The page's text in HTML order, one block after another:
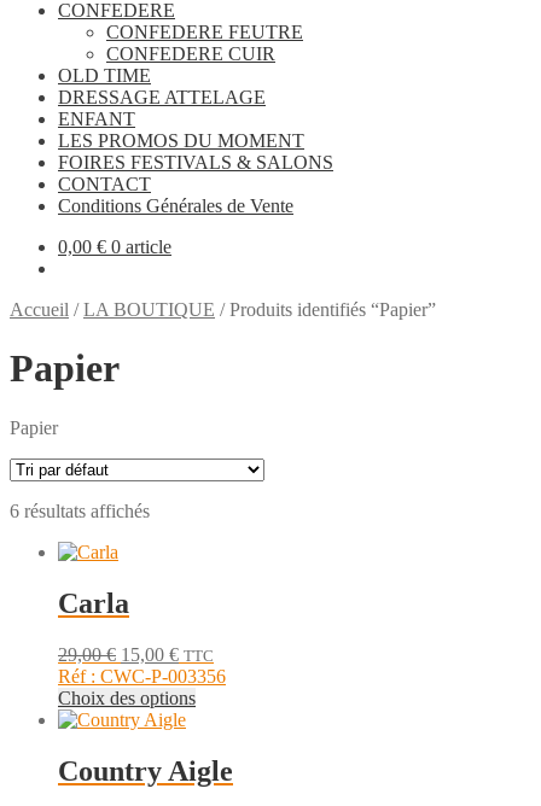
CONFEDERE
CONFEDERE FEUTRE
CONFEDERE CUIR
OLD TIME
DRESSAGE ATTELAGE
ENFANT
LES PROMOS DU MOMENT
FOIRES FESTIVALS & SALONS
CONTACT
Conditions Générales de Vente
0,00 € 0 article
Accueil /LA BOUTIQUE /Produits identifiés “Papier”
Papier
Papier
6 résultats affichés
Carla
29,00€ Le
prix
initial
était :
15,00 €Le
prix
actuel
est :
TTC
Réf : CWC-P-003356
Choix des optionsCe
plusieurs
variations.
Country Aigle